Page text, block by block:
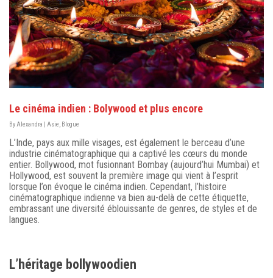
Le cinéma indien : Bolywood et plus encore
By Alexandra Asie Blogue
L’Inde, pays aux mille visages, est également le berceau d’une
industrie cinématographique qui a captivé les cœurs du monde
entier. Bollywood, mot fusionnant Bombay (aujourd’hui Mumbai) et
Hollywood, est souvent la première image qui vient à l’esprit
lorsque l’on évoque le cinéma indien. Cependant, l’histoire
cinématographique indienne va bien au-delà de cette étiquette,
embrassant une diversité éblouissante de genres, de styles et de
langues.
L’héritage bollywoodien